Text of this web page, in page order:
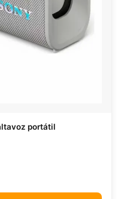
portátil